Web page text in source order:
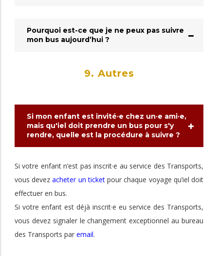
Pourquoi est-ce que je ne peux pas suivre
mon bus aujourd’hui ?
9. Autres
Si mon enfant est invité·e chez un·e ami·e,
mais qu'iel doit prendre un bus pour s'y
rendre, quelle est la procédure à suivre ?
Si votre enfant n’est pas inscrit·e au service des Transports,
vous devezacheter un ticketpour chaque voyage qu’iel doit
effectuer en bus.
Si votre enfant est déjà inscrit·e eu service des Transports,
vous devez signaler le changement exceptionnel au bureau
des Transports par email.